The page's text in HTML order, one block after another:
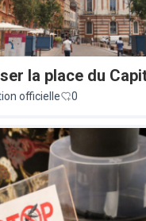
la place du
officielle
0